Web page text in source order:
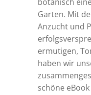
Garten. Mit
Anzucht und
ermutigen,
haben wir
schöne